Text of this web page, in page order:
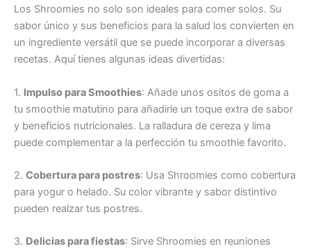
Los Shroomies no solo son ideales para comer solos. Su
sabor único y sus beneficios para la salud los convierten en
un ingrediente versátil que se puede incorporar a diversas
recetas. Aquí tienes algunas ideas divertidas:
1. Impulso para Smoothies: Añade unos ositos de goma a
tu smoothie matutino para añadirle un toque extra de sabor
y beneficios nutricionales. La ralladura de cereza y lima
puede complementar a la perfección tu smoothie favorito.
2. Cobertura para postres: Usa Shroomies como cobertura
para yogur o helado. Su color vibrante y sabor distintivo
pueden realzar tus postres.
3. Delicias para fiestas: Sirve Shroomies en reuniones